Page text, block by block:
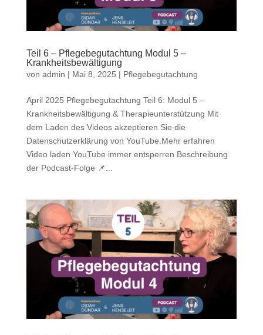
Teil 6 – Pflegebegutachtung Modul 5 –
Krankheitsbewältigung
von admin | Mai 8, 2025 | Pflegebegutachtung
April 2025 Pflegebegutachtung Teil 6: Modul 5 –
Krankheitsbewältigung & Therapieunterstützung Mit
dem Laden des Videos akzeptieren Sie die
Datenschutzerklärung von YouTube.Mehr erfahren
Video laden YouTube immer entsperren Beschreibung
der Podcast-Folge 📌...